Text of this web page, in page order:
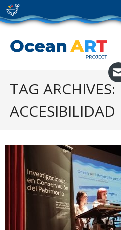
Skip
to
content
TAG ARCHIVES:
ACCESIBILIDAD